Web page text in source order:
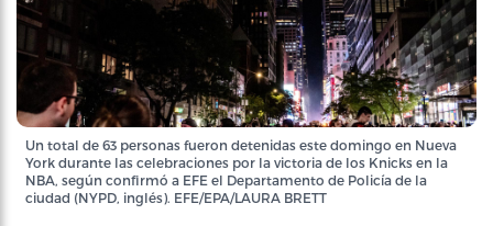
Un total de 63 personas fueron detenidas este domingo en Nueva
York durante las celebraciones por la victoria de los Knicks en la
NBA, según confirmó a EFE el Departamento de Policía de la
ciudad (NYPD, inglés). EFE/EPA/LAURA BRETT